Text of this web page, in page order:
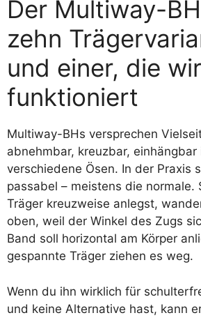
Der Multiway-
zehn
und einer, die
funktioniert
Multiway-BHs versprechen
abnehmbar, kreuzbar, einhängbar
verschiedene Ösen. In der Praxis
passabel – meistens die normale.
Träger kreuzweise anlegst,
oben, weil der Winkel des Zugs
Band soll horizontal am Körper
gespannte Träger ziehen es weg.
Wenn du ihn wirklich für
und keine Alternative hast, kann